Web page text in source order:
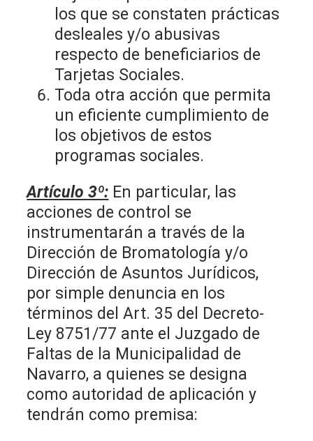
los que se constaten prácticas
desleales y/o abusivas
respecto de beneficiarios de
Tarjetas Sociales.
Toda otra acción que permita
un eficiente cumplimiento de
los objetivos de estos
programas sociales.
Artículo 3º: En particular, las
acciones de control se
instrumentarán a través de la
Dirección de Bromatología y/o
Dirección de Asuntos Jurídicos,
por simple denuncia en los
términos del Art. 35 del Decreto-
Ley 8751/77 ante el Juzgado de
Faltas de la Municipalidad de
Navarro, a quienes se designa
como autoridad de aplicación y
tendrán como premisa: